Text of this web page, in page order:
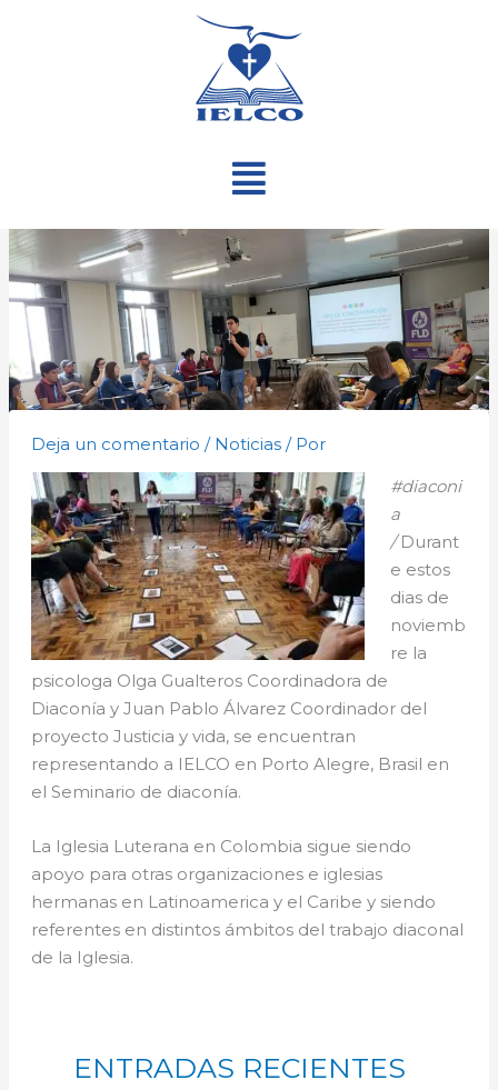
Menú
Deja un comentario / Noticias / Por
#diaconi
a
/Durant
e estos
dias de
noviemb
re la
psicologa Olga Gualteros Coordinadora de
Diaconía y Juan Pablo Álvarez Coordinador del
proyecto Justicia y vida, se encuentran
representando a IELCO en Porto Alegre, Brasil en
el Seminario de diaconía.
La Iglesia Luterana en Colombia sigue siendo
apoyo para otras organizaciones e iglesias
hermanas en Latinoamerica y el Caribe y siendo
referentes en distintos ámbitos del trabajo diaconal
de la Iglesia.
ENTRADAS RECIENTES